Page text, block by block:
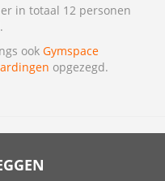
in totaal 12 personen
ook Gymspace
opgezegd.